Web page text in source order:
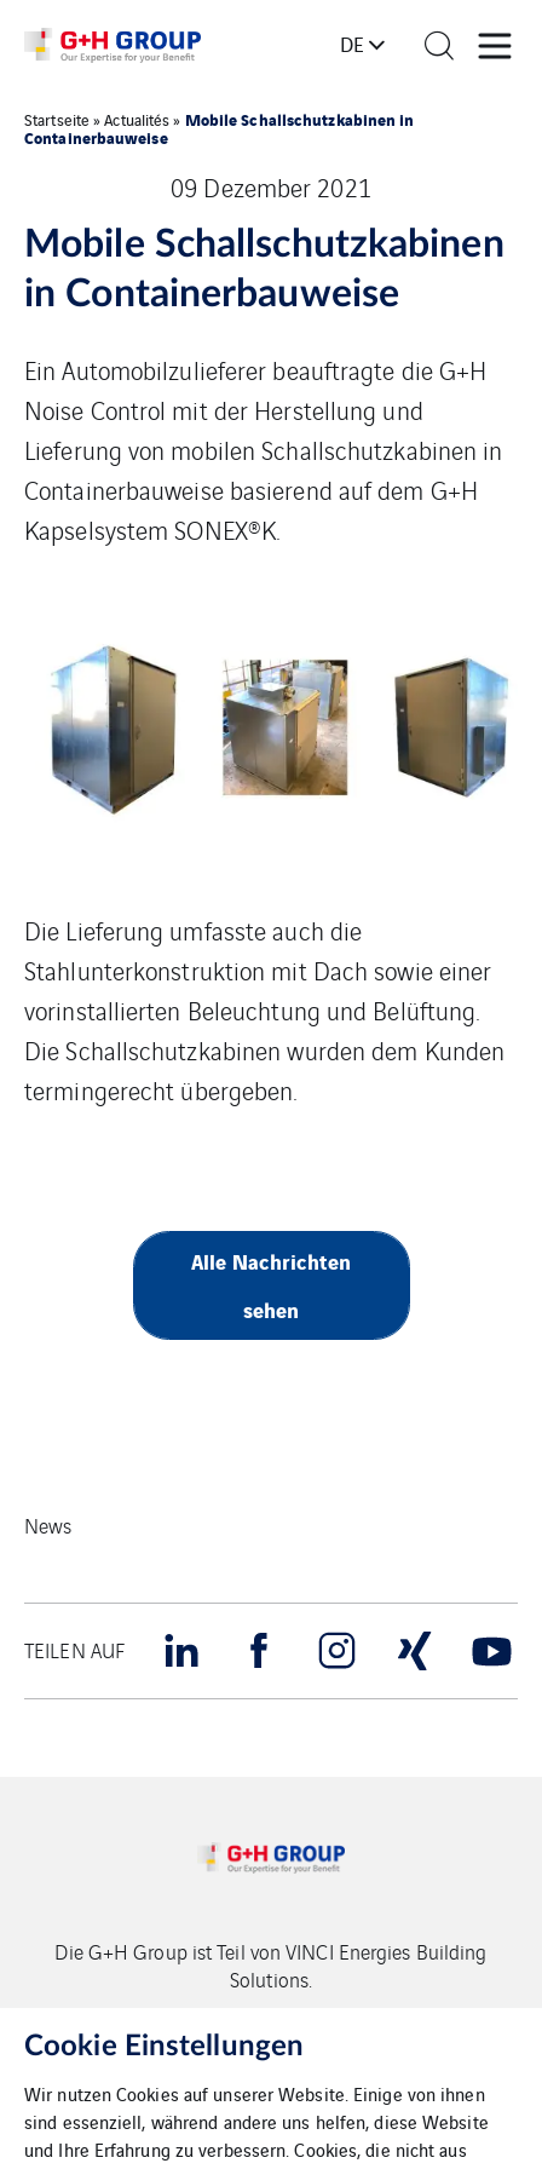
DE
Startseite »Actualités» Mobile Schallschutzkabinen in
Containerbauweise
09 Dezember 2021
Mobile Schallschutzkabinen
in Containerbauweise
Ein Automobilzulieferer beauftragte die G+H
Noise Control mit der Herstellung und
Lieferung von mobilen Schallschutzkabinen in
Containerbauweise basierend auf dem G+H
Kapselsystem SONEX®K.
Die Lieferung umfasste auch die
Stahlunterkonstruktion mit Dach sowie einer
vorinstallierten Beleuchtung und Belüftung.
Die Schallschutzkabinen wurden dem Kunden
termingerecht übergeben.
Alle Nachrichten
sehen
News
TEILEN AUF
Die G+H Group ist Teil von VINCI Energies Building
Solutions.
Copyright G+H Group
Cookie Einstellungen
Wir nutzen Cookies auf unserer Website. Einige von ihnen
sind essenziell, während andere uns helfen, diese Website
und Ihre Erfahrung zu verbessern. Cookies, die nicht aus